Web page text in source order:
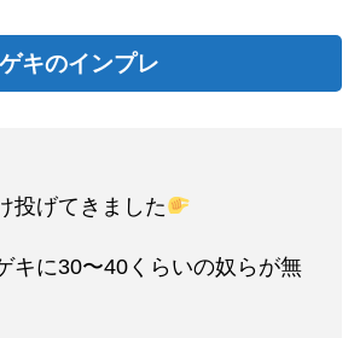
キのインプレ
投げてきました
キに30〜40くらいの奴らが無